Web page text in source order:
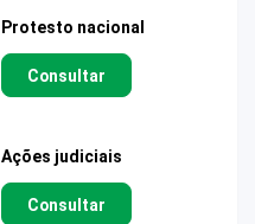
Protesto nacional
Consultar
Ações judiciais
Consultar